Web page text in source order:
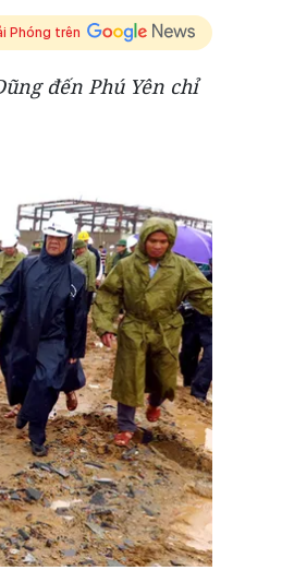
Phóng trên
đến Phú Yên chỉ